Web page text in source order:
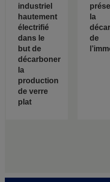
industriel
hautement
électrifié
dans le
but de
décarboner
la
production
de verre
plat
la
de